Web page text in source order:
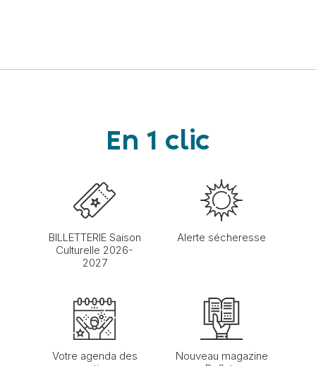
En 1 clic
BILLETTERIE Saison
Culturelle 2026-
2027
Alerte sécheresse
Votre agenda des
Nouveau magazine